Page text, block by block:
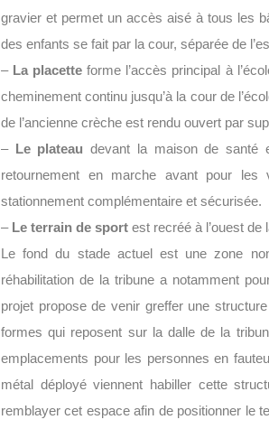
gravier et permet un accès aisé à tous les
des enfants se fait par la cour, séparée de
– La placette forme l’accès principal à
cheminement continu jusqu’à la cour de
de l’ancienne crèche est rendu ouvert par
– Le plateau devant la maison de santé
retournement en marche avant pour
stationnement complémentaire et sécurisée.
– Le terrain de sport est recréé à l’ouest
Le fond du stade actuel est une zone
réhabilitation de la tribune a notamment
projet propose de venir greffer une
formes qui reposent sur la dalle de la
emplacements pour les personnes en
métal déployé viennent habiller cette
remblayer cet espace afin de positionner le